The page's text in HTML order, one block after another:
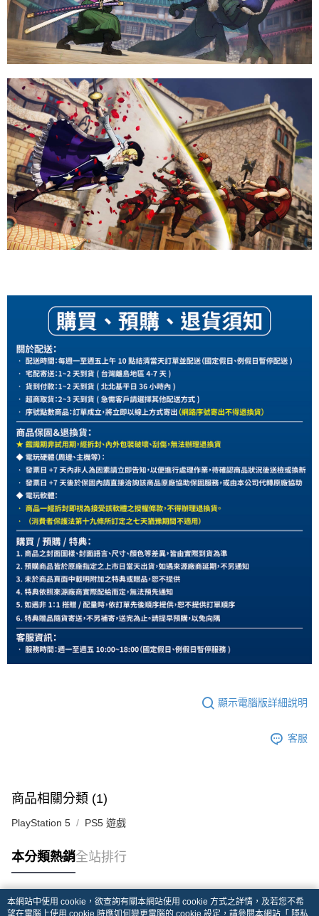
顯示電腦版詳細說明
客服
商品相關分類 (1)
PlayStation 5 PS5 遊戲
本分類熱銷全站排行
熱門標籤
本網站中使用 cookie，欲查詢有關本網站使用 cookie 方式之詳情，及若您不希
望在電腦上使用 cookie 時應如何變更電腦的 cookie 設定，請參閱本網站「 隱私